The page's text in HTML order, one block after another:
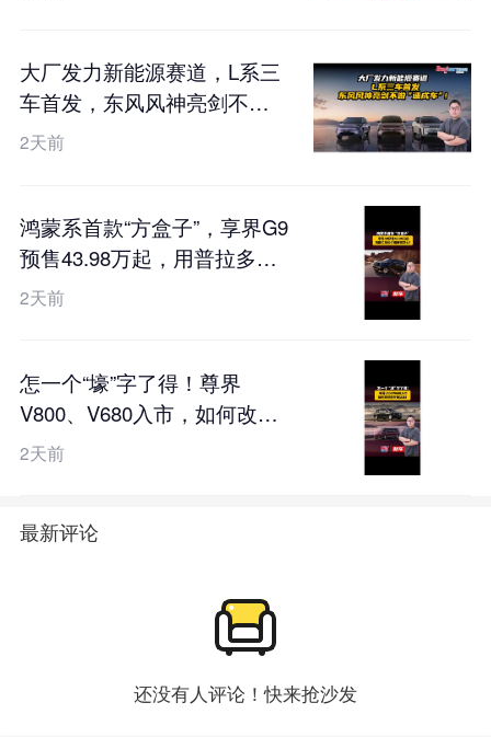
大厂发力新能源赛道，L系三
车首发，东风风神亮剑不
做“速成车”！
2天前
鸿蒙系首款“方盒子”，享界G9
预售43.98万起，用普拉多的
价格硬刚卫士？
2天前
怎一个“壕”字了得！尊界
V800、V680入市，如何改写
百万豪华局？
2天前
最新评论
还没有人评论！快来抢沙发